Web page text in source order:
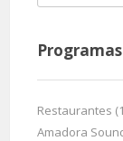
Programas
Restaurantes
Amadora